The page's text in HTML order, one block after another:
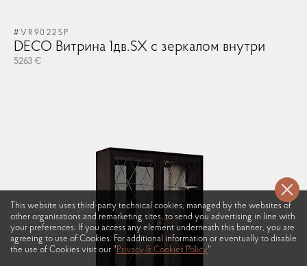
This website uses third-party technical cookies, managed by the websites of
other organisations and remarketing sites, to send you advertising in line with
your preferences. If you access any element underneath this banner, you are
agreeing to use of Cookies. For additional information or eventually to disable
the use of Cookies visit our " Privacy & Cookies Policy"
#VR9022SP
DECO Витрина 1дв.SX с зеркалом внутри
5263 €